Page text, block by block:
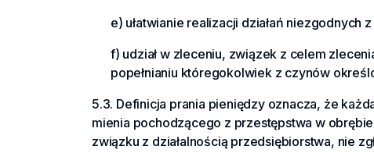
e) ułatwianie realizacji działań niezgodnych
f) udział w zleceniu, związek z celem
popełnianiu któregokolwiek z czynów
5.3. Definicja prania pieniędzy oznacza, że
mienia pochodzącego z przestępstwa w
związku z działalnością przedsiębiorstwa, nie